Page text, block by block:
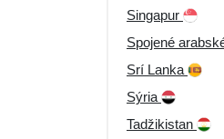
Singapur
Spojené
Srí Lanka
Sýria
Tadžikistan